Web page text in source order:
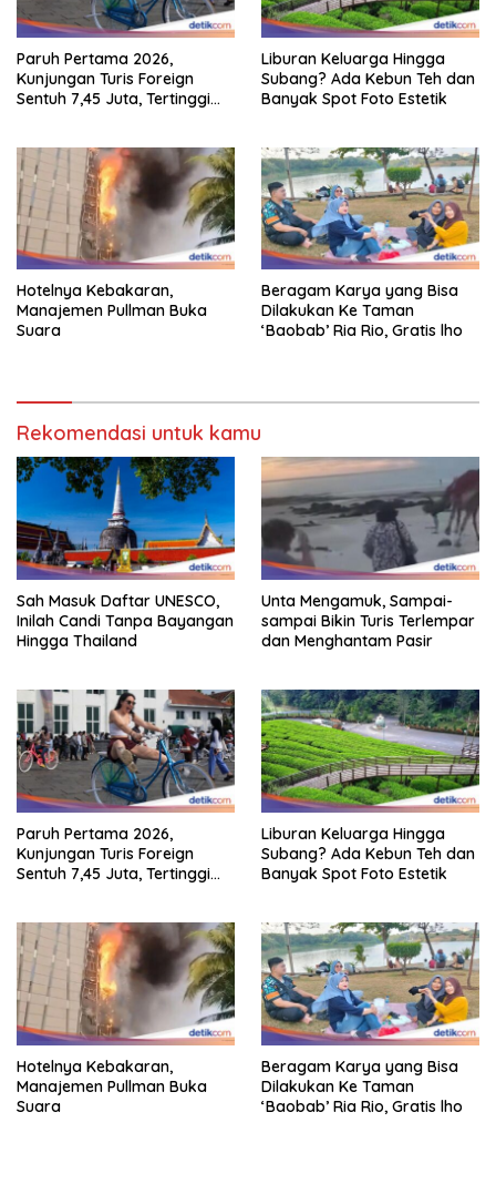
Paruh Pertama 2026,
Kunjungan Turis Foreign
Sentuh 7,45 Juta, Tertinggi
Liburan Keluarga Hingga
Subang? Ada Kebun Teh dan
Banyak Spot Foto Estetik
Hotelnya Kebakaran,
Manajemen Pullman Buka
Suara
Beragam Karya yang Bisa
Dilakukan Ke Taman
‘Baobab’ Ria Rio, Gratis lho
Rekomendasi untuk kamu
Sah Masuk Daftar UNESCO,
Inilah Candi Tanpa Bayangan
Hingga Thailand
Unta Mengamuk, Sampai-
sampai Bikin Turis Terlempar
dan Menghantam Pasir
Paruh Pertama 2026,
Kunjungan Turis Foreign
Sentuh 7,45 Juta, Tertinggi
Liburan Keluarga Hingga
Subang? Ada Kebun Teh dan
Banyak Spot Foto Estetik
Hotelnya Kebakaran,
Manajemen Pullman Buka
Suara
Beragam Karya yang Bisa
Dilakukan Ke Taman
‘Baobab’ Ria Rio, Gratis lho